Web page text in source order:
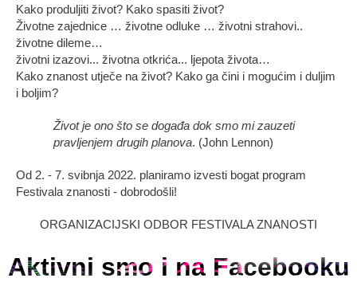
Kako produljiti život? Kako spasiti život?
Životne zajednice … životne odluke … životni strahovi..
životne dileme…
životni izazovi... životna otkrića... ljepota života…
Kako znanost utječe na život? Kako ga čini i mogućim i duljim
i boljim?
Život je ono što se događa dok smo mi zauzeti
pravljenjem drugih planova. (John Lennon)
Od 2. - 7. svibnja 2022. planiramo izvesti bogat program
Festivala znanosti - dobrodošli!
ORGANIZACIJSKI ODBOR FESTIVALA ZNANOSTI
Aktivni smo i na Facebooku